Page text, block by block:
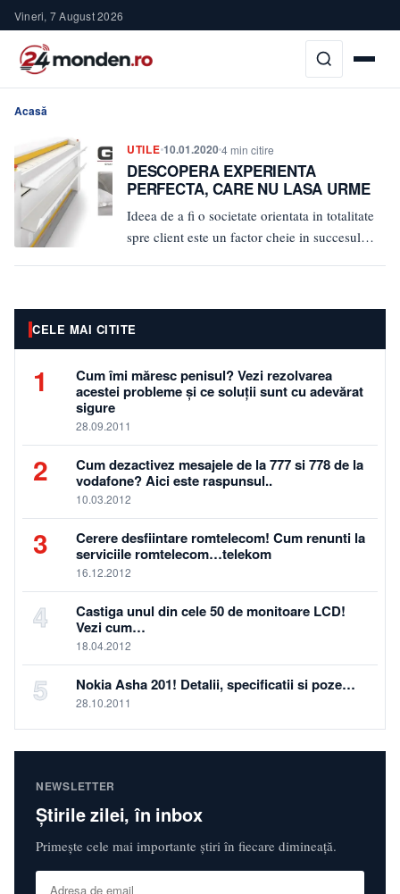
Vineri, 7 August 2026
Acasă
UTILE 10.01.20204 min citire
DESCOPERA EXPERIENTA
PERFECTA, CARE NU LASA URME
Ideea de a fi o societate orientata in totalitate
spre client este un factor cheie in succesul
CELE MAI CITITE
1
Cum îmi măresc penisul? Vezi rezolvarea
acestei probleme și ce soluții sunt cu adevărat
sigure
28.09.2011
2
Cum dezactivez mesajele de la 777 si 778 de la
vodafone? Aici este raspunsul..
10.03.2012
3
Cerere desfiintare romtelecom! Cum renunti la
serviciile romtelecom…telekom
16.12.2012
4
Castiga unul din cele 50 de monitoare LCD!
Vezi cum…
18.04.2012
5 Nokia Asha 201! Detalii, specificatii si poze…
28.10.2011
NEWSLETTER
Știrile zilei, în inbox
Primește cele mai importante știri în fiecare dimineață.